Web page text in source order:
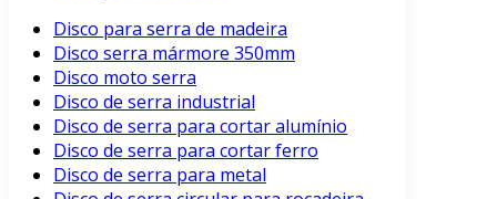
Disco para serra de madeira
Disco serra mármore 350mm
Disco moto serra
Disco de serra industrial
Disco de serra para cortar alumínio
Disco de serra para cortar ferro
Disco de serra para metal